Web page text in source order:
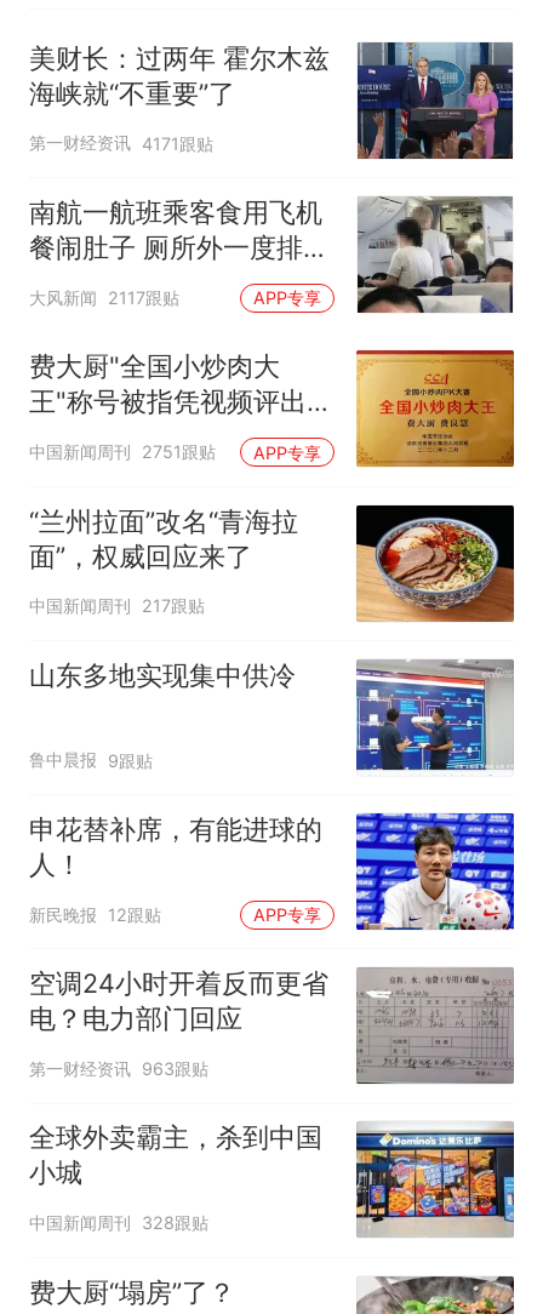
美财长：过两年 霍尔木兹
海峡就“不重要”了
第一财经资讯 4171跟贴
南航一航班乘客食用飞机
餐闹肚子 厕所外一度排长
队
大风新闻 2117跟贴 APP专享
费大厨"全国小炒肉大
王"称号被指凭视频评出
官方回应
中国新闻周刊 2751跟贴 APP专享
“兰州拉面”改名“青海拉
面”，权威回应来了
中国新闻周刊 217跟贴
山东多地实现集中供冷
鲁中晨报 9跟贴
申花替补席，有能进球的
人！
新民晚报 12跟贴 APP专享
空调24小时开着反而更省
电？电力部门回应
第一财经资讯 963跟贴
全球外卖霸主，杀到中国
小城
中国新闻周刊 328跟贴
费大厨“塌房”了？